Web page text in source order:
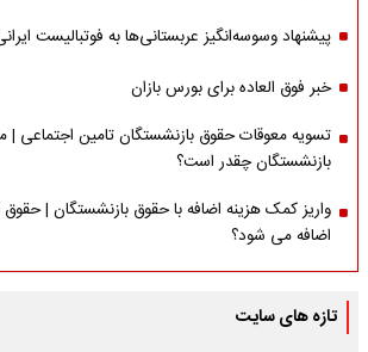
پیشنهاد وسوسه‌انگیز عربستانی‌ها به فوتبالیست
خبر فوق العاده برای بورس بازان
تسویه معوقات حقوق بازنشستگان تامین اجتماعی |
بازنشستگان چقدر است؟
واریز کمک هزینه اضافه با حقوق بازنشستگان |
اضافه می شود؟
تازه های سایت